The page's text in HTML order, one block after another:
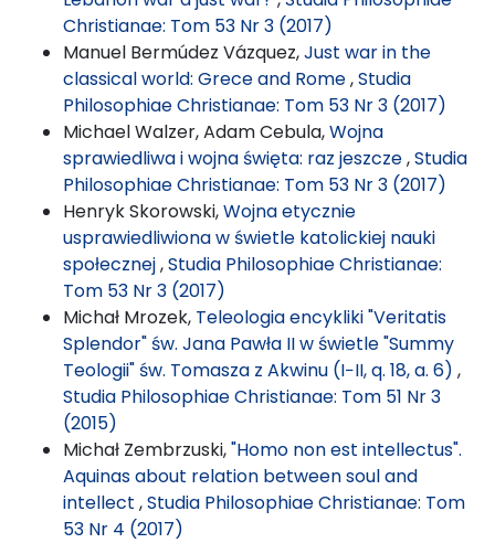
Christianae: Tom 53 Nr 3 (2017)
Manuel Bermúdez Vázquez,Just war in the
classical world: Grece and Rome,Studia
Philosophiae Christianae: Tom 53 Nr 3 (2017)
Michael Walzer, Adam Cebula,Wojna
sprawiedliwa i wojna święta: raz jeszcze,Studia
Philosophiae Christianae: Tom 53 Nr 3 (2017)
Henryk Skorowski,Wojna etycznie
usprawiedliwiona w świetle katolickiej nauki
społecznej,Studia Philosophiae Christianae:
Tom 53 Nr 3 (2017)
Michał Mrozek, Teleologia encykliki "Veritatis
Splendor" św. Jana Pawła II w świetle "Summy
Teologii" św. Tomasza z Akwinu (I−II, q. 18, a. 6) ,
Studia Philosophiae Christianae: Tom 51 Nr 3
(2015)
Michał Zembrzuski,"Homo non est intellectus".
Aquinas about relation between soul and
intellect ,Studia Philosophiae Christianae: Tom
53 Nr 4 (2017)